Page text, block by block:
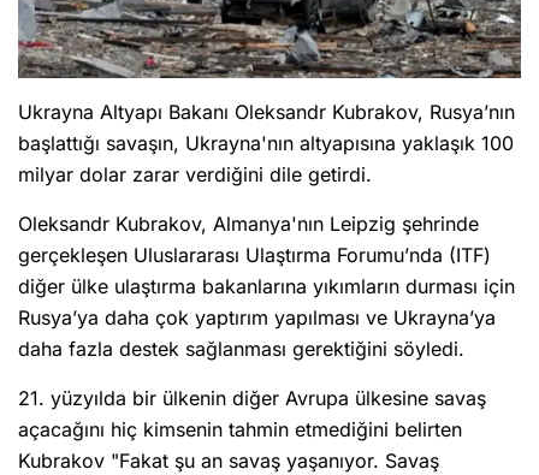
Ukrayna Altyapı Bakanı Oleksandr Kubrakov, Rusya’nın
başlattığı savaşın, Ukrayna'nın altyapısına yaklaşık 100
milyar dolar zarar verdiğini dile getirdi.
Oleksandr Kubrakov, Almanya'nın Leipzig şehrinde
gerçekleşen Uluslararası Ulaştırma Forumu’nda (ITF)
diğer ülke ulaştırma bakanlarına yıkımların durması için
Rusya’ya daha çok yaptırım yapılması ve Ukrayna’ya
daha fazla destek sağlanması gerektiğini söyledi.
21. yüzyılda bir ülkenin diğer Avrupa ülkesine savaş
açacağını hiç kimsenin tahmin etmediğini belirten
Kubrakov "Fakat şu an savaş yaşanıyor. Savaş